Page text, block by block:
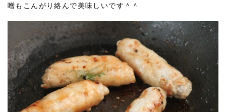
噌もこんがり絡んで美味しいです＾＾